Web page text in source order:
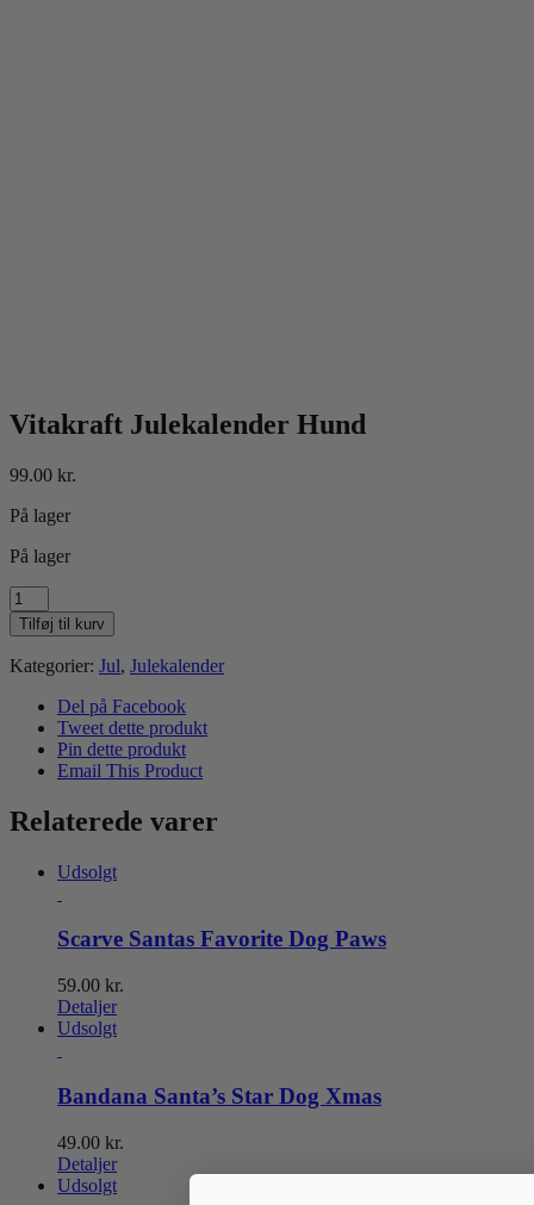
Vitakraft Julekalender Hund
99.00 kr.
På lager
På lager
Vitakraft
Julekalender
Hund
antal
Tilføj til kurv
Kategorier: Jul, Julekalender
Del på Facebook
Tweet dette produkt
Pin dette produkt
Email This Product
Relaterede varer
Udsolgt
Scarve Santas Favorite Dog Paws
59.00 kr.
Detaljer
Udsolgt
Bandana Santa’s Star Dog Xmas
49.00 kr.
Detaljer
Udsolgt